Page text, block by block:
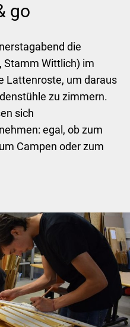
go
die
Stamm Wittlich) im
Lattenroste, um daraus
zu zimmern.
sich
egal, ob zum
Campen oder zum